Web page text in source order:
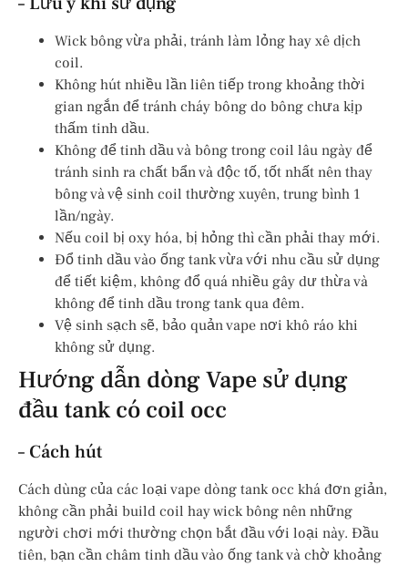
Wick bông vừa phải, tránh làm lỏng hay xê dịch
coil.
Không hút nhiều lần liên tiếp trong khoảng thời
gian ngắn để tránh cháy bông do bông chưa kịp
thấm tinh dầu.
Không để tinh dầu và bông trong coil lâu ngày để
tránh sinh ra chất bẩn và độc tố, tốt nhất nên thay
bông và vệ sinh coil thường xuyên, trung bình 1
lần/ngày.
Nếu coil bị oxy hóa, bị hỏng thì cần phải thay mới.
Đổ tinh dầu vào ống tank vừa với nhu cầu sử dụng
để tiết kiệm, không đổ quá nhiều gây dư thừa và
không để tinh dầu trong tank qua đêm.
Vệ sinh sạch sẽ, bảo quản vape nơi khô ráo khi
không sử dụng.
Hướng dẫn dòng Vape sử dụng
đầu tank có coil occ
– Cách hút
Cách dùng của các loại vape dòng tank occ khá đơn giản,
không cần phải build coil hay wick bông nên những
người chơi mới thường chọn bắt đầu với loại này. Đầu
tiên, bạn cần châm tinh dầu vào ống tank và chờ khoảng